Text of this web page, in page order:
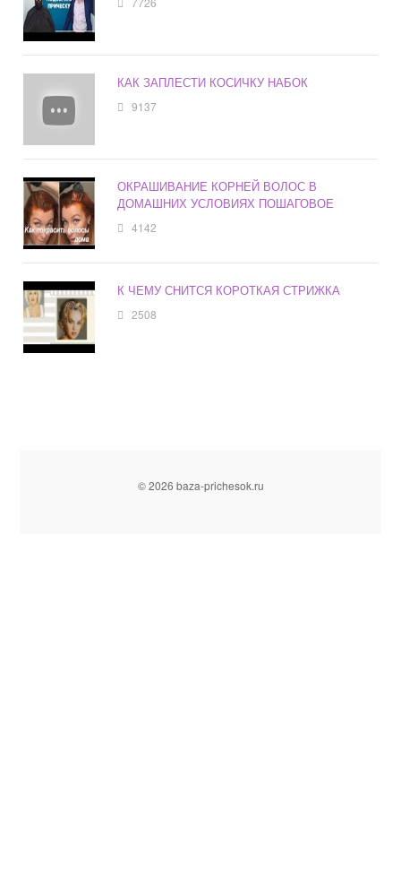
КАК ЗАПЛЕСТИ КОСИЧКУ НАБОК
9137
ОКРАШИВАНИЕ КОРНЕЙ ВОЛОС В
ДОМАШНИХ УСЛОВИЯХ ПОШАГОВОЕ
4142
К ЧЕМУ СНИТСЯ КОРОТКАЯ СТРИЖКА
2508
© 2026 baza-prichesok.ru